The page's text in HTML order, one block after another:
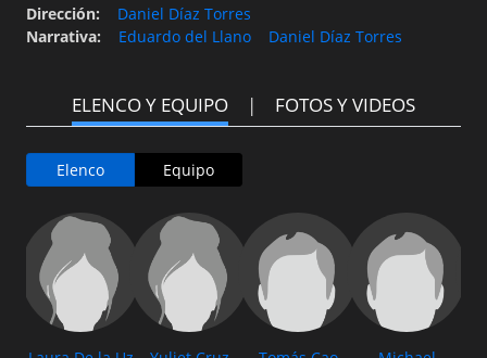
Dirección:
Daniel Díaz Torres
Narrativa: Eduardo del Llano Daniel Díaz Torres
ELENCO Y EQUIPO FOTOS Y VIDEOS
Elenco Equipo